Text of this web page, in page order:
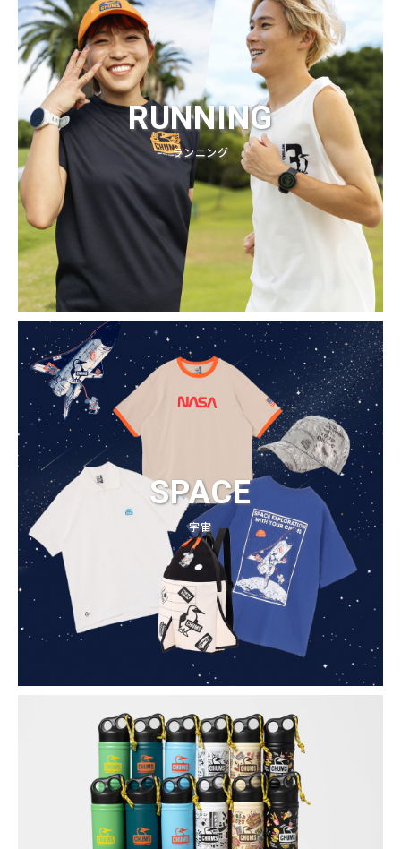
RUNNING
ランニング
SPACE
宇宙